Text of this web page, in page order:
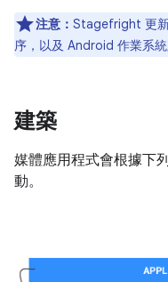
注意： Stagefright 更
序，以及 Android 作業系統
建築
媒體應用程式會根據下
動。